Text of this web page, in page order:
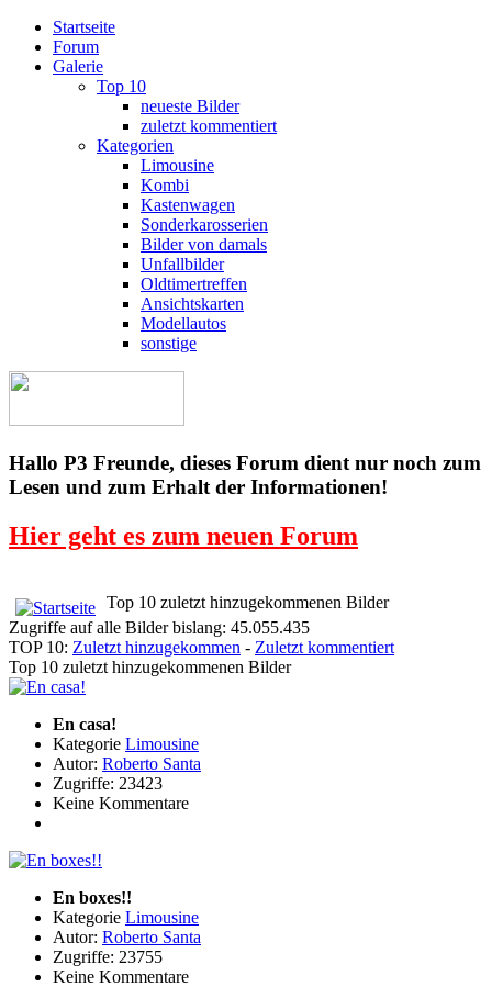
Startseite
Forum
Galerie
Top 10
neueste Bilder
zuletzt kommentiert
Kategorien
Limousine
Kombi
Kastenwagen
Sonderkarosserien
Bilder von damals
Unfallbilder
Oldtimertreffen
Ansichtskarten
Modellautos
sonstige
Hallo P3 Freunde, dieses Forum dient nur noch zum
Lesen und zum Erhalt der Informationen!
Hier geht es zum neuen Forum
Top 10 zuletzt hinzugekommenen Bilder
Zugriffe auf alle Bilder bislang: 45.055.435
TOP 10: Zuletzt hinzugekommen - Zuletzt kommentiert
Top 10 zuletzt hinzugekommenen Bilder
En casa!
Kategorie Limousine
Autor: Roberto Santa
Zugriffe: 23423
Keine Kommentare
En boxes!!
Kategorie Limousine
Autor: Roberto Santa
Zugriffe: 23755
Keine Kommentare